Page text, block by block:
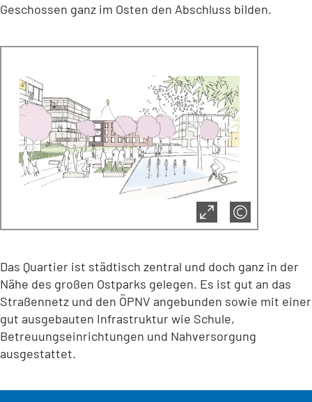
Geschossen ganz im Osten den Abschluss bilden.
Das Quartier ist städtisch zentral und doch ganz in der
Nähe des großen Ostparks gelegen. Es ist gut an das
Straßennetz und den ÖPNV angebunden sowie mit einer
gut ausgebauten Infrastruktur wie Schule,
Betreuungseinrichtungen und Nahversorgung
ausgestattet.